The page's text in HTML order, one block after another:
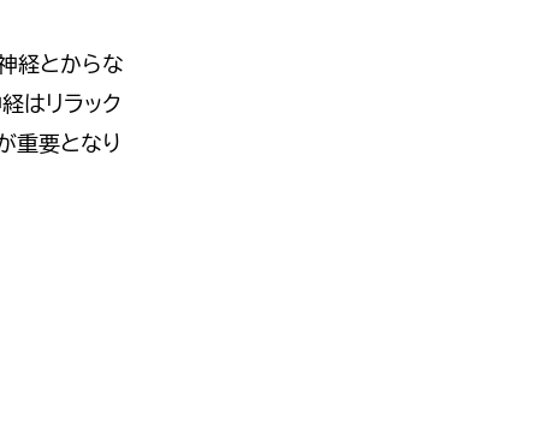
経とからな
はリラック
重要となり